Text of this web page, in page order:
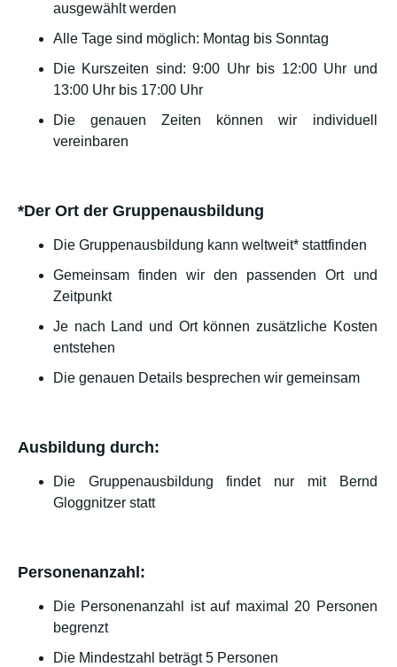
ausgewählt werden
Alle Tage sind möglich: Montag bis Sonntag
Die Kurszeiten sind: 9:00 Uhr bis 12:00 Uhr und
13:00 Uhr bis 17:00 Uhr
Die genauen Zeiten können wir individuell
vereinbaren
*Der Ort der Gruppenausbildung
Die Gruppenausbildung kann weltweit* stattfinden
Gemeinsam finden wir den passenden Ort und
Zeitpunkt
Je nach Land und Ort können zusätzliche Kosten
entstehen
Die genauen Details besprechen wir gemeinsam
Ausbildung durch:
Die Gruppenausbildung findet nur mit Bernd
Gloggnitzer statt
Personenanzahl:
Die Personenanzahl ist auf maximal 20 Personen
begrenzt
Die Mindestzahl beträgt 5 Personen